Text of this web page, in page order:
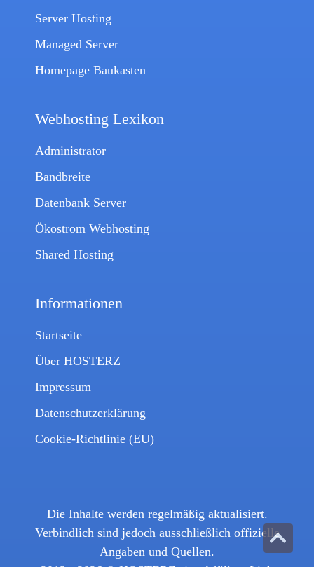
Server Hosting
Managed Server
Homepage Baukasten
Webhosting Lexikon
Administrator
Bandbreite
Datenbank Server
Ökostrom Webhosting
Shared Hosting
Informationen
Startseite
Über HOSTERZ
Impressum
Datenschutzerklärung
Cookie-Richtlinie (EU)
Die Inhalte werden regelmäßig aktualisiert.
Verbindlich sind jedoch ausschließlich offizielle
Angaben und Quellen.